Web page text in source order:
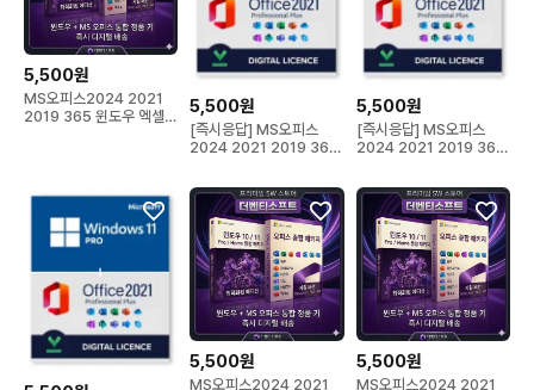
5,500원
MS오피스2024 2021
2019 365 윈도우 엑셀
5,500원
[즉시응답] MS오피스
2024 2021 2019 365
5,500원
[즉시응답] MS오피스
2024 2021 2019 365
5,500원
MS오피스2024 2021
5,500원
MS오피스2024 2021